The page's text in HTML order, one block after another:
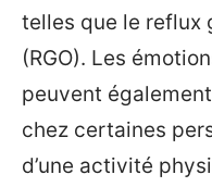
telles que le
(RGO). Les
peuvent
chez certaines
d’une activité